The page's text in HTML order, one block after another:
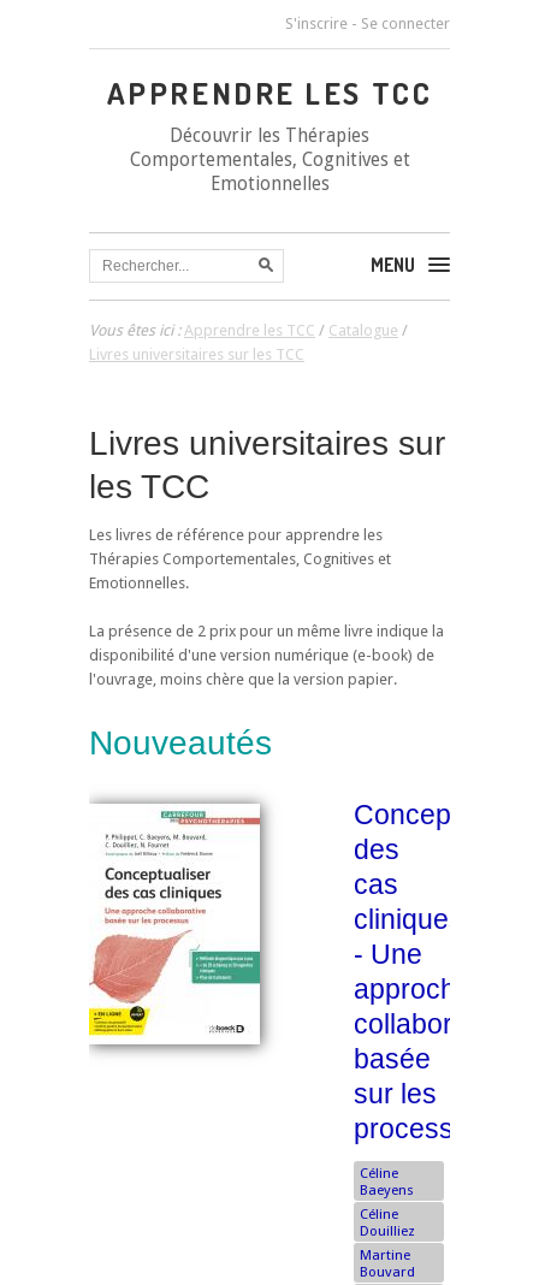
S'inscrire - Se connecter
APPRENDRE LES TCC
Découvrir les Thérapies
Comportementales, Cognitives et
Emotionnelles
MENU
Vous êtes ici :Apprendre les TCC / Catalogue /
Livres universitaires sur les TCC
Livres universitaires sur
les TCC
Les livres de référence pour apprendre les
Thérapies Comportementales, Cognitives et
Emotionnelles.
La présence de 2 prix pour un même livre indique la
disponibilité d'une version numérique (e-book) de
l'ouvrage, moins chère que la version papier.
Nouveautés
des
cas
cliniques
- Une
approche
collaborative
basée
sur les
processus
Céline
Baeyens
Céline
Douilliez
Martine
Bouvard